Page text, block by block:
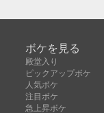
ボケを見る
殿堂入り
ピックアップボケ
人気ボケ
注目ボケ
急上昇ボケ